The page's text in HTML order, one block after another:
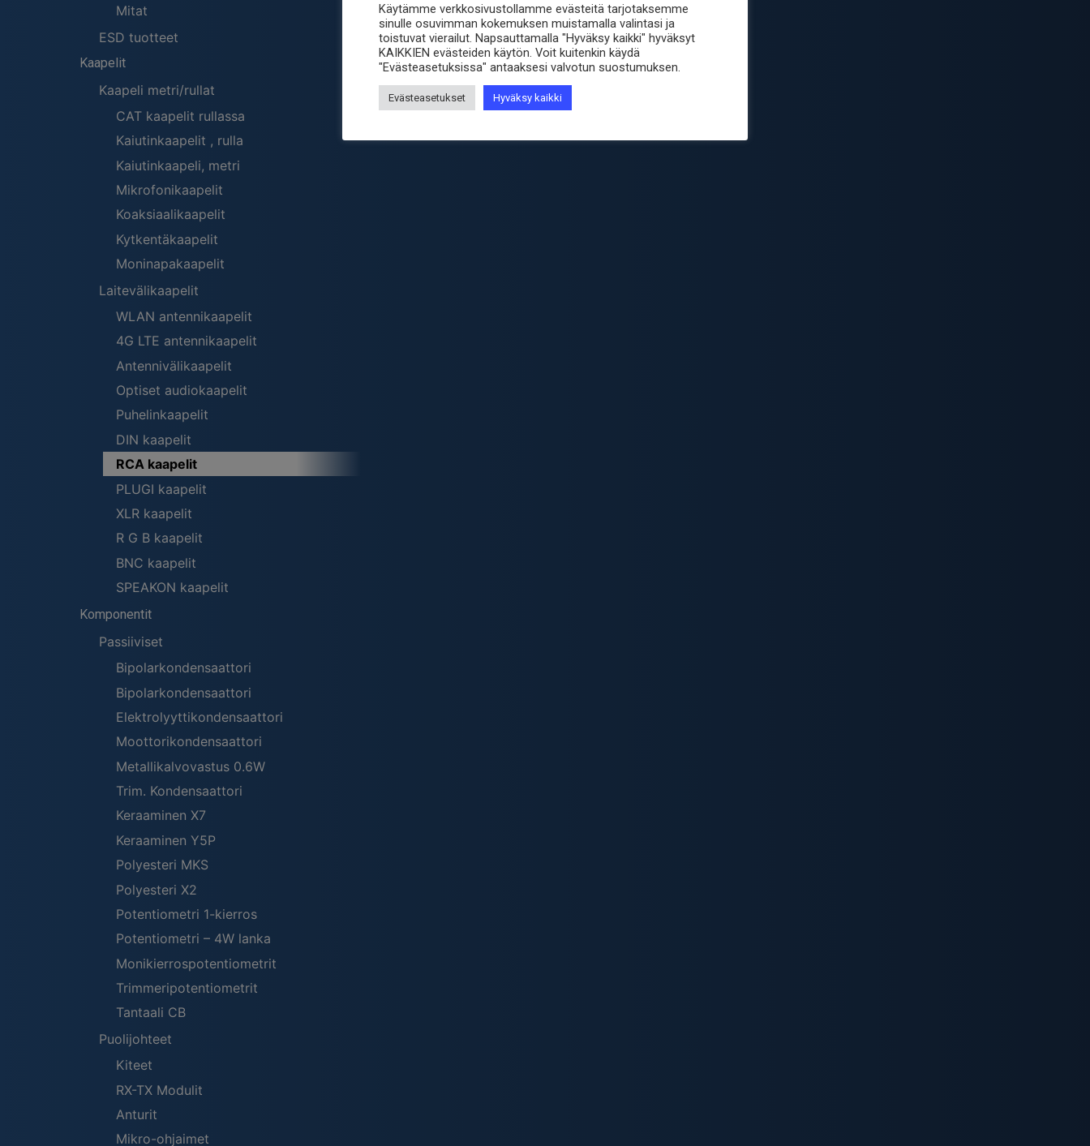
Mitat
ESD tuotteet
Kaapelit
Kaapeli metri/rullat
CAT kaapelit rullassa
Kaiutinkaapelit , rulla
Kaiutinkaapeli, metri
Mikrofonikaapelit
Koaksiaalikaapelit
Kytkentäkaapelit
Moninapakaapelit
Laitevälikaapelit
WLAN antennikaapelit
4G LTE antennikaapelit
Antennivälikaapelit
Optiset audiokaapelit
Puhelinkaapelit
DIN kaapelit
RCA kaapelit
PLUGI kaapelit
XLR kaapelit
R G B kaapelit
BNC kaapelit
SPEAKON kaapelit
Komponentit
Passiiviset
Bipolarkondensaattori
Bipolarkondensaattori
Elektrolyyttikondensaattori
Moottorikondensaattori
Metallikalvovastus 0.6W
Trim. Kondensaattori
Keraaminen X7
Keraaminen Y5P
Polyesteri MKS
Polyesteri X2
Potentiometri 1-kierros
Potentiometri – 4W lanka
Monikierrospotentiometrit
Trimmeripotentiometrit
Tantaali CB
Puolijohteet
Kiteet
RX-TX Modulit
Anturit
Mikro-ohjaimet
Käytämme verkkosivustollamme evästeitä tarjotaksemme
sinulle osuvimman kokemuksen muistamalla valintasi ja
toistuvat vierailut. Napsauttamalla "Hyväksy kaikki" hyväksyt
KAIKKIEN evästeiden käytön. Voit kuitenkin käydä
"Evästeasetuksissa" antaaksesi valvotun suostumuksen.
Evästeasetukset Hyväksy kaikki